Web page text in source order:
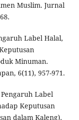
Muslim. Jurnal
Label Halal,
Minuman.
6(11), 957-971.
Label
Keputusan
dalam Kaleng).